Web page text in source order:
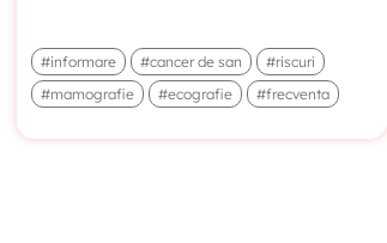
#informare #cancer de san
#riscuri
#mamografie
#ecografie #frecventa